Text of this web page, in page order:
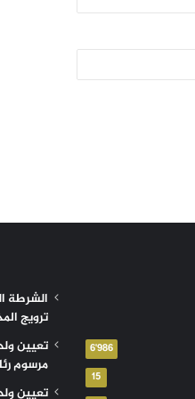
6٬986
15
الشرطة
ترويج
تعيين
مرسوم
تعيين